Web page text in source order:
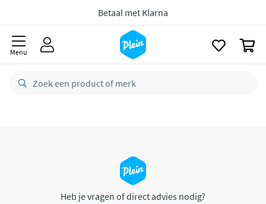
Betaal met Klarna
Menu
Heb je vragen of direct advies nodig?